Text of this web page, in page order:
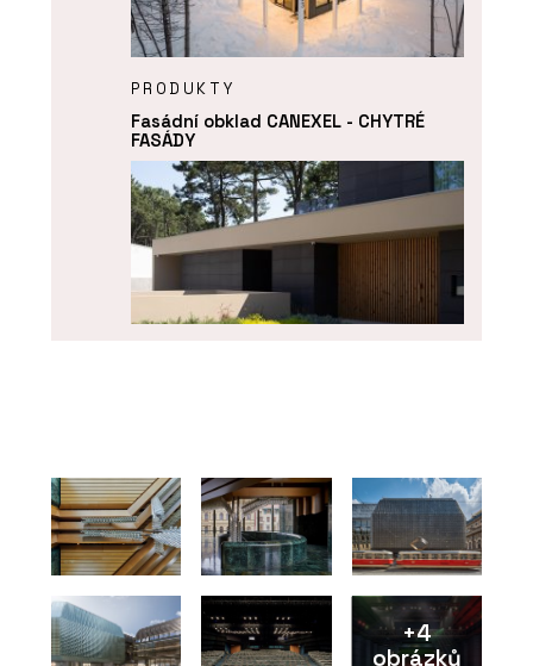
PRODUKTY
Fasádní obklad CANEXEL - CHYTRÉ
FASÁDY
+4
obrázků